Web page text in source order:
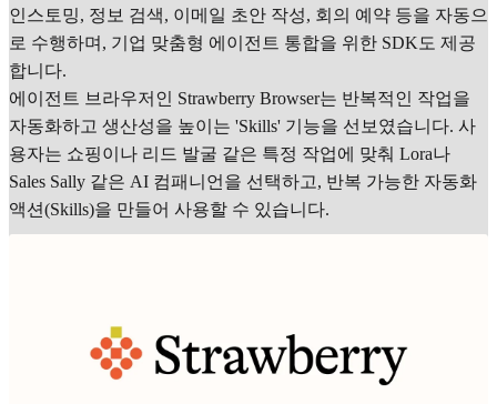
인스토밍, 정보 검색, 이메일 초안 작성, 회의 예약 등을 자동으
로 수행하며, 기업 맞춤형 에이전트 통합을 위한 SDK도 제공
합니다.
에이전트 브라우저인 Strawberry Browser는 반복적인 작업을
자동화하고 생산성을 높이는 'Skills' 기능을 선보였습니다. 사
용자는 쇼핑이나 리드 발굴 같은 특정 작업에 맞춰 Lora나
Sales Sally 같은 AI 컴패니언을 선택하고, 반복 가능한 자동화
액션(Skills)을 만들어 사용할 수 있습니다.